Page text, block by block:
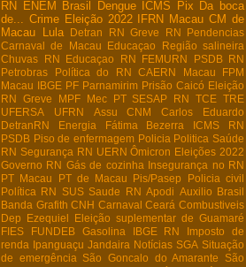
RN
ENEM Brasil Dengue ICMS Pix Da boca
de...
Crime Eleição 2022 IFRN Macau CM de
Macau
Lula Detran RN Greve RN
Pendencias
Carnaval de Macau
Educaçao
Região salineira
Chuvas RN
Educaçao RN FEMURN
PSDB RN
Petrobras
Política do RN CAERN Macau
FPM
Macau IBGE PF Parnamirim Prisão Caicó Eleição
RN
Greve MPF Mec PT SESAP RN TCE TRE
UFERSA
UFRN Assu CNM
Carlos Eduardo
DetranRN
Energia Fátima Bezerra
ICMS RN
PSDB Piso de enfermagem Policia Politica Saúde
RN Segurança RN UERN Ômicron Eleições 2022
Governo RN Gás de cozinha Insegurança no RN
PT Macau
PT de Macau Pis/Pasep
Policia civil
Política RN
SUS Saude RN Apodi Auxilio Brasil
Banda Grafith CNH Carnaval Ceará Combustiveis
Dep Ezequiel
Eleição suplementar de Guamaré
FIES
FUNDEB Gasolina IBGE RN
Imposto de
renda Ipanguaçu Jandaira Notícias SGA Situação
de emergência
São Goncalo do Amarante
São